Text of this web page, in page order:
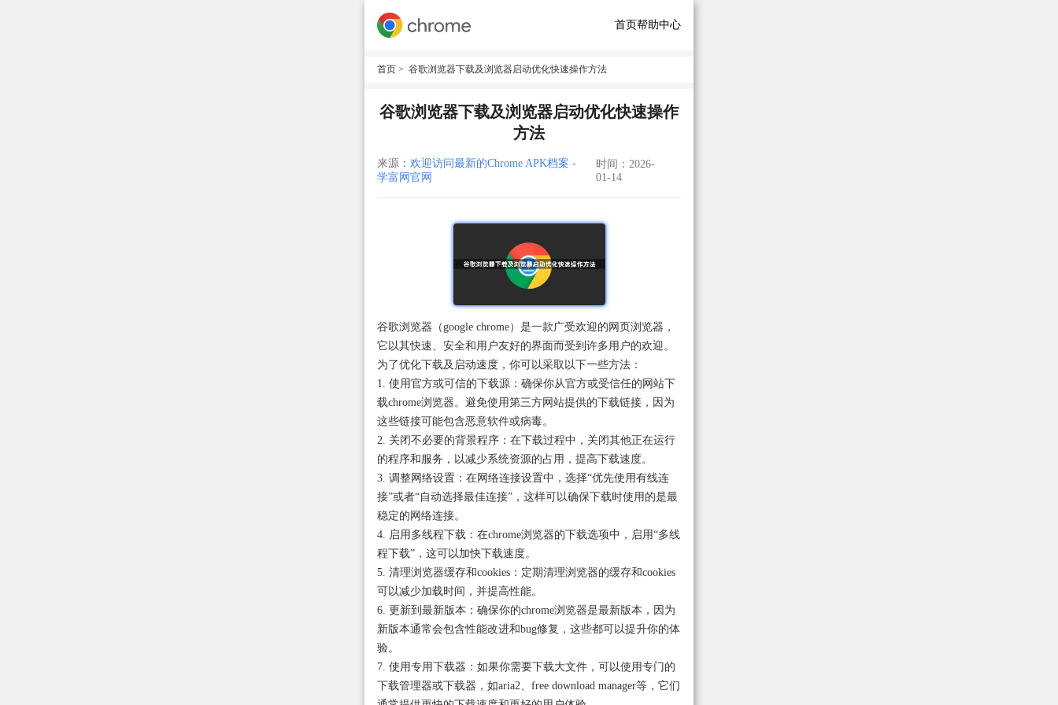
首页帮助中心
首页 > 谷歌浏览器下载及浏览器启动优化快速操作方法
谷歌浏览器下载及浏览器启动优化快速操作
方法
来源： 欢迎访问最新的Chrome APK档案 -
学富网官网
时间：2026-
01-14
谷歌浏览器（google chrome）是一款广受欢迎的网页浏览器，
它以其快速、安全和用户友好的界面而受到许多用户的欢迎。
为了优化下载及启动速度，你可以采取以下一些方法：
1. 使用官方或可信的下载源：确保你从官方或受信任的网站下
载chrome浏览器。避免使用第三方网站提供的下载链接，因为
这些链接可能包含恶意软件或病毒。
2. 关闭不必要的背景程序：在下载过程中，关闭其他正在运行
的程序和服务，以减少系统资源的占用，提高下载速度。
3. 调整网络设置：在网络连接设置中，选择“优先使用有线连
接”或者“自动选择最佳连接”，这样可以确保下载时使用的是最
稳定的网络连接。
4. 启用多线程下载：在chrome浏览器的下载选项中，启用“多线
程下载”，这可以加快下载速度。
5. 清理浏览器缓存和cookies：定期清理浏览器的缓存和cookies
可以减少加载时间，并提高性能。
6. 更新到最新版本：确保你的chrome浏览器是最新版本，因为
新版本通常会包含性能改进和bug修复，这些都可以提升你的体
验。
7. 使用专用下载器：如果你需要下载大文件，可以使用专门的
下载管理器或下载器，如aria2、free download manager等，它们